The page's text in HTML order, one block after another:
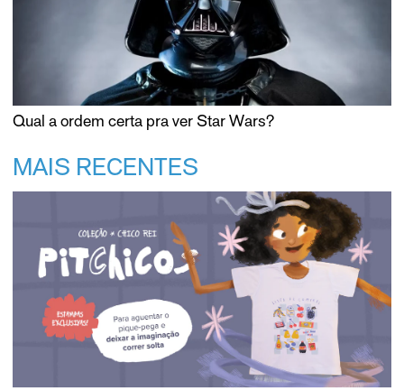
Qual a ordem certa pra ver Star Wars?
MAIS RECENTES